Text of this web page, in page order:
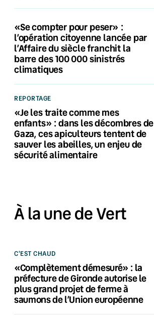
«Se compter pour peser» :
l’opération citoyenne lancée par
l’Affaire du siècle franchit la
barre des 100 000 sinistrés
climatiques
REPORTAGE
«Je les traite comme mes
enfants» : dans les décombres de
Gaza, ces apiculteurs tentent de
sauver les abeilles, un enjeu de
sécurité alimentaire
À la une de Vert
C'EST CHAUD
«Complètement démesuré» : la
préfecture de Gironde autorise le
plus grand projet de ferme à
saumons de l’Union européenne